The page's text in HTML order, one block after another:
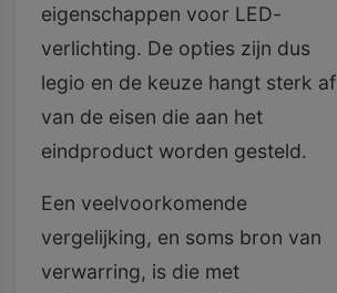
eigenschappen voor LED-
verlichting. De opties zijn dus
legio en de keuze hangt sterk af
van de eisen die aan het
eindproduct worden gesteld.
Een veelvoorkomende
vergelijking, en soms bron van
verwarring, is die met